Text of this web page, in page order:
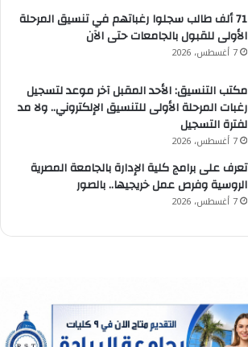
71 ألف طالب سجلوا رغباتهم في تنسيق المرحلة
الأولى للقبول بالجامعات حتى الآن
7 أغسطس، 2026
مكتب التنسيق: الأحد المقبل آخر موعد لتسجيل
رغبات المرحلة الأولى للتنسيق الإلكتروني.. ولا مد
لفترة التسجيل
7 أغسطس، 2026
تعرف على برامج كلية الإدارة بالجامعة المصرية
الروسية وفرص عمل خريجيها.. بالصور
7 أغسطس، 2026